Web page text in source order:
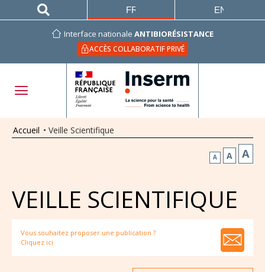
Interface nationale ANTIBIORÉSISTANCE
ACCÈS COLLABORATIF PRIVÉ
FRANÇAIS ENGLISH
Accueil • Veille Scientifique
A A A
VEILLE SCIENTIFIQUE
Vous souhaitez proposer une publication ?
Cliquez ici